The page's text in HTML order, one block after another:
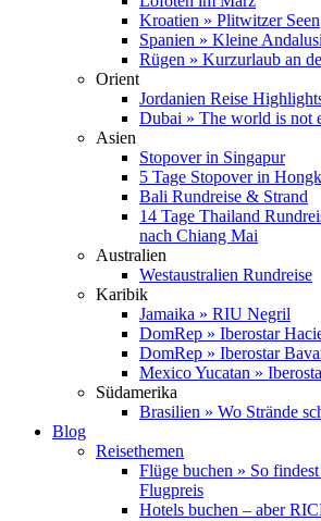
Kroatien » Plitwitzer Seen
Spanien » Kleine
Rügen » Kurzurlaub an
Orient
Jordanien Reise
Dubai » The world is not
Asien
Stopover in Singapur
5 Tage Stopover in
Bali Rundreise & Strand
14 Tage Thailand
nach Chiang Mai
Australien
Westaustralien Rundreise
Karibik
Jamaika » RIU Negril
DomRep » Iberostar
DomRep » Iberostar
Mexico Yucatan »
Südamerika
Brasilien » Wo Strände
Blog
Reisethemen
Flüge buchen » So
Flugpreis
Hotels buchen – aber